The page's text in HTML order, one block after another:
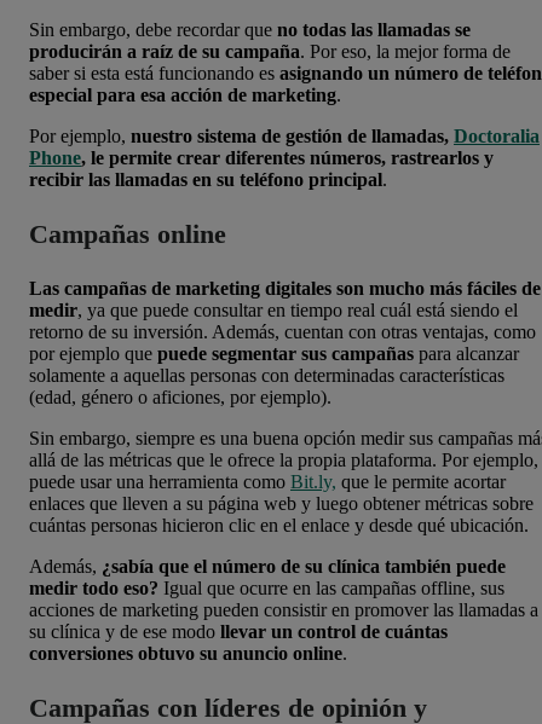
Sin embargo, debe recordar que no todas las llamadas se
producirán a raíz de su campaña. Por eso, la mejor forma de
saber si esta está funcionando es asignando un número de
especial para esa acción de marketing.
Por ejemplo, nuestro sistema de gestión de llamadas, Doctoralia
Phone, le permite crear diferentes números, rastrearlos y
recibir las llamadas en su teléfono principal.
Campañas online
Las campañas de marketing digitales son mucho más fáciles de
medir, ya que puede consultar en tiempo real cuál está siendo el
retorno de su inversión. Además, cuentan con otras ventajas, como
por ejemplo que puede segmentar sus campañas para alcanzar
solamente a aquellas personas con determinadas características
(edad, género o aficiones, por ejemplo).
Sin embargo, siempre es una buena opción medir sus campañas
allá de las métricas que le ofrece la propia plataforma. Por ejemplo,
puede usar una herramienta como Bit.ly, que le permite acortar
enlaces que lleven a su página web y luego obtener métricas sobre
cuántas personas hicieron clic en el enlace y desde qué ubicación.
Además, ¿sabía que el número de su clínica también puede
medir todo eso? Igual que ocurre en las campañas offline, sus
acciones de marketing pueden consistir en promover las llamadas a
su clínica y de ese modo llevar un control de cuántas
conversiones obtuvo su anuncio online.
Campañas con líderes de opinión y